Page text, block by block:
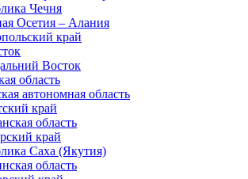
Чечня
Осетия – Алания
край
Восток
область
автономная область
край
область
край
Саха (Якутия)
область